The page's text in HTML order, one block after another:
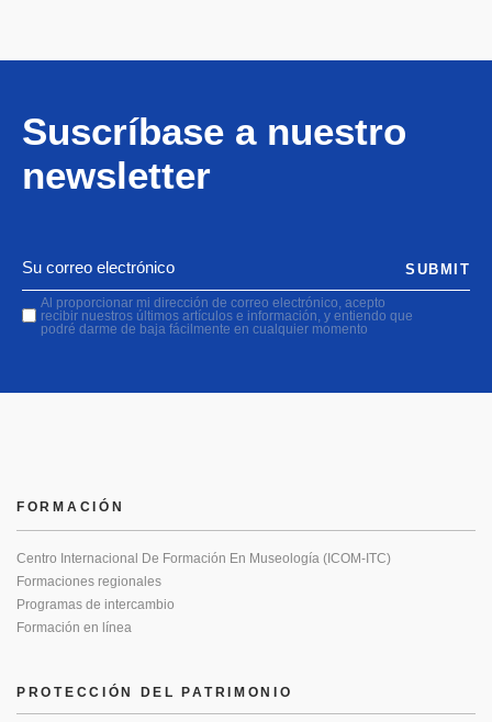
Suscríbase a nuestro
newsletter
Al proporcionar mi dirección de correo electrónico, acepto
recibir nuestros últimos artículos e información, y entiendo que
podré darme de baja fácilmente en cualquier momento
SUBMIT
PROTECCIÓN DEL PATRIMONIO
FORMACIÓN
Centro Internacional De Formación En Museología (ICOM-ITC)
Formaciones regionales
Programas de intercambio
Formación en línea